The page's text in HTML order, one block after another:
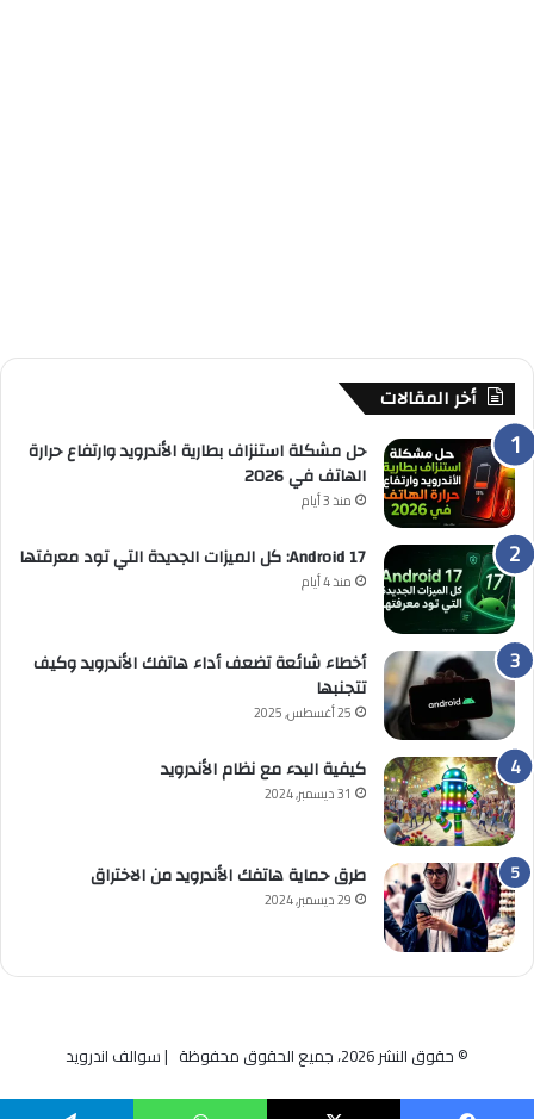
أخر المقالات
حل مشكلة استنزاف بطارية الأندرويد وارتفاع حرارة
الهاتف في 2026
منذ 3 أيام
Android 17: كل الميزات الجديدة التي تود معرفتها
منذ 4 أيام
أخطاء شائعة تضعف أداء هاتفك الأندرويد وكيف
تتجنبها
25 أغسطس, 2025
كيفية البدء مع نظام الأندرويد
31 ديسمبر, 2024
طرق حماية هاتفك الأندرويد من الاختراق
29 ديسمبر, 2024
© حقوق النشر 2026، جميع الحقوق محفوظة | سوالف اندرويد